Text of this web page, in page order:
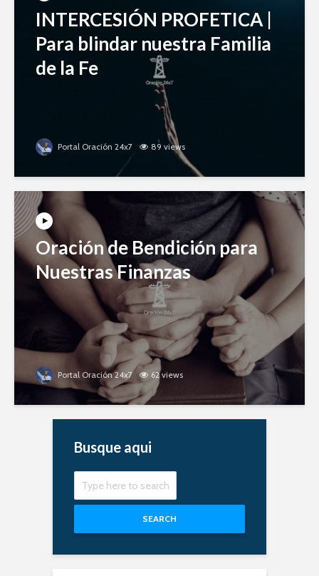
INTERCESIÓN PROFETICA |
Para blindar nuestra Familia
de la Fe
Portal Oración 24x7 89 views
Oración de Bendición para
Nuestras Finanzas
Portal Oración 24x7 62 views
Busque aqui
SEARCH